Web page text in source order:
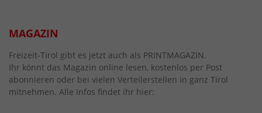
MAGAZIN
Freizeit-Tirol gibt es jetzt auch als PRINTMAGAZIN.
Ihr könnt das Magazin online lesen, kostenlos per Post
abonnieren oder bei vielen Verteilerstellen in ganz Tirol
mitnehmen. Alle Infos findet ihr hier: